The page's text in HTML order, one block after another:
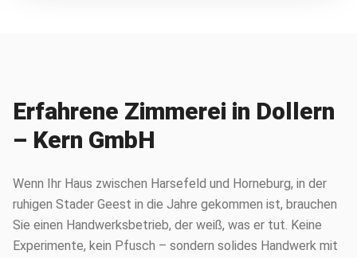
Erfahrene Zimmerei in Dollern
– Kern GmbH
Wenn Ihr Haus zwischen Harsefeld und Horneburg, in der
ruhigen Stader Geest in die Jahre gekommen ist, brauchen
Sie einen Handwerksbetrieb, der weiß, was er tut. Keine
Experimente, kein Pfusch – sondern solides Handwerk mit